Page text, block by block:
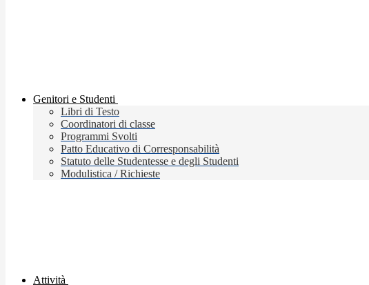
Genitori e Studenti
Libri di Testo
Coordinatori di classe
Programmi Svolti
Patto Educativo di Corresponsabilità
Statuto delle Studentesse e degli Studenti
Modulistica / Richieste
Attività